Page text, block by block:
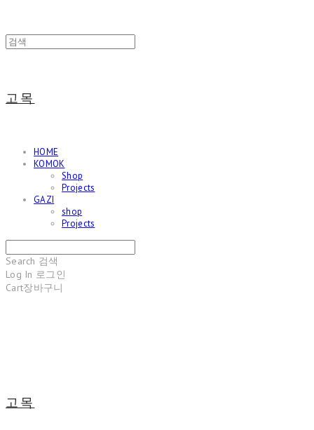
고목
HOME
KOMOK
Shop
Projects
GAZI
shop
Projects
Search 검색
Log In 로그인
Cart장바구니
고목